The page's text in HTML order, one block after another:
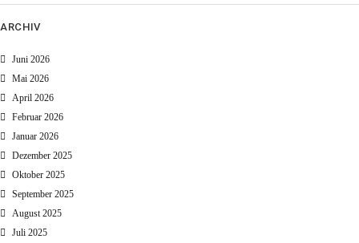
ARCHIV
Juni 2026
Mai 2026
April 2026
Februar 2026
Januar 2026
Dezember 2025
Oktober 2025
September 2025
August 2025
Juli 2025